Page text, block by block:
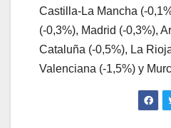
Castilla-La Mancha (-
(-0,3%), Madrid (-0,3%),
Cataluña (-0,5%), La
Valenciana (-1,5%) y